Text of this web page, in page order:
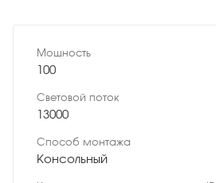
Мощность
100
Световой поток
13000
Способ монтажа
Консольный